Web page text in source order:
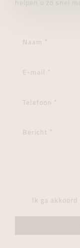
helpen u zo snel
Ik ga